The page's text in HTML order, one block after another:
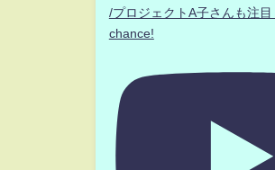
/プロジェクトA子さんも注
chance!